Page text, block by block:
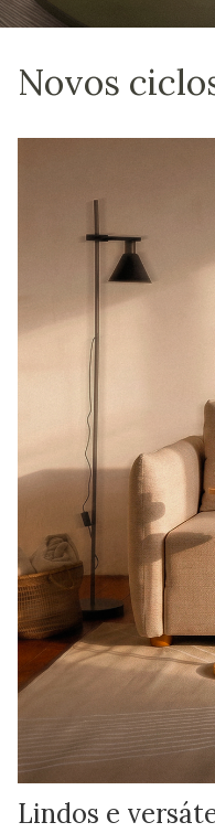
Novos
Lindos e